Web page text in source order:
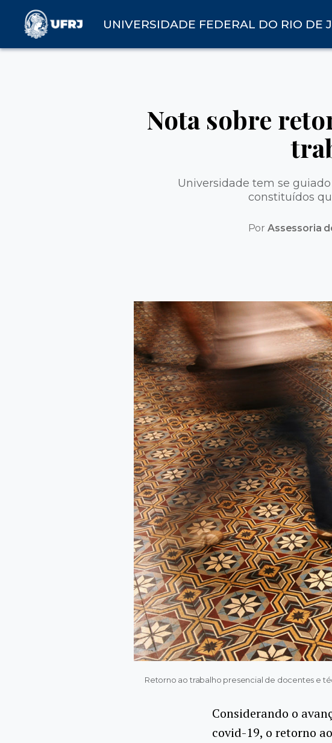
UNIVERSIDADE FEDERAL DO RIO DE
Nota sobre
Universidade tem se
constituídos
Por Assessoria
Retorno ao trabalho presencial de docentes e
Considerando o
covid-19, o retorno